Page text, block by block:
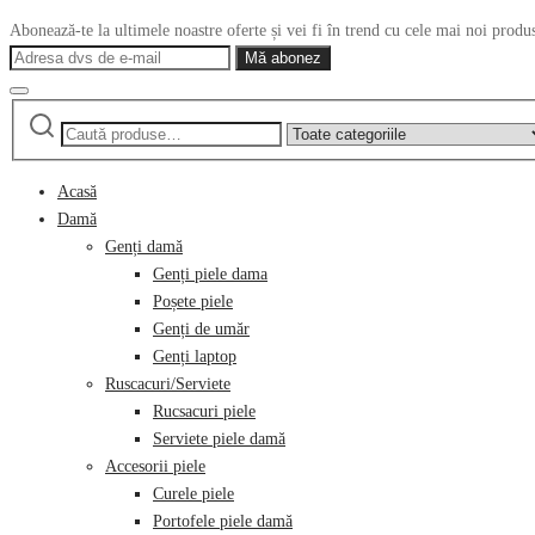
Abonează-te la ultimele noastre oferte și vei fi în trend cu cele mai noi
Caută
după:
Narrow
by
Acasă
Damă
Genți damă
Genți piele dama
Poșete piele
Genți de umăr
Genți laptop
Ruscacuri/Serviete
Rucsacuri piele
Serviete piele damă
Accesorii piele
Curele piele
Portofele piele damă